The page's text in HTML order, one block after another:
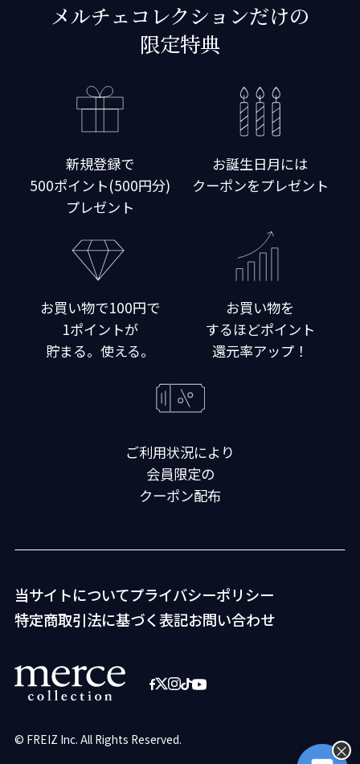
×
メルチェコレクションだけの
限定特典
新規登録で
500ポイント(500円分)
プレゼント
お誕生日月には
クーポンをプレゼント
お買い物で100円で
1ポイントが
貯まる。使える。
お買い物を
するほどポイント
還元率アップ！
ご利用状況により
会員限定の
クーポン配布
当サイトについてプライバシーポリシー
特定商取引法に基づく表記お問い合わせ
© FREIZ Inc. All Rights Reserved.